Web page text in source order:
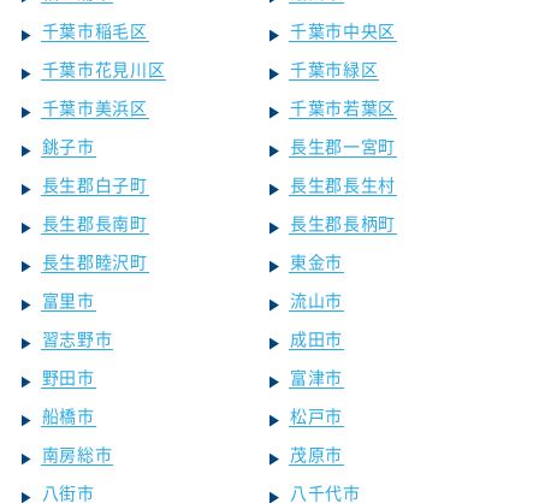
千葉市稲毛区
千葉市中央区
千葉市花見川区
千葉市緑区
千葉市美浜区
千葉市若葉区
銚子市
長生郡一宮町
長生郡白子町
長生郡長生村
長生郡長南町
長生郡長柄町
長生郡睦沢町
東金市
富里市
流山市
習志野市
成田市
野田市
富津市
船橋市
松戸市
南房総市
茂原市
八街市
八千代市